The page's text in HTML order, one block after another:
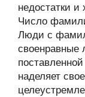
недостатки
Число
Люди с
своенравные
наделяет